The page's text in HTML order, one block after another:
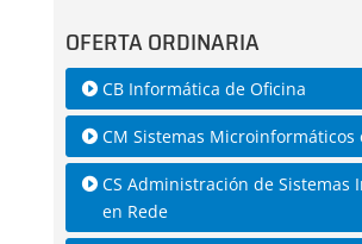
OFERTA ORDINARIA
CB Informática de Oficina
CM Sistemas Microinformáticos
CS Administración de Sistemas
en Rede